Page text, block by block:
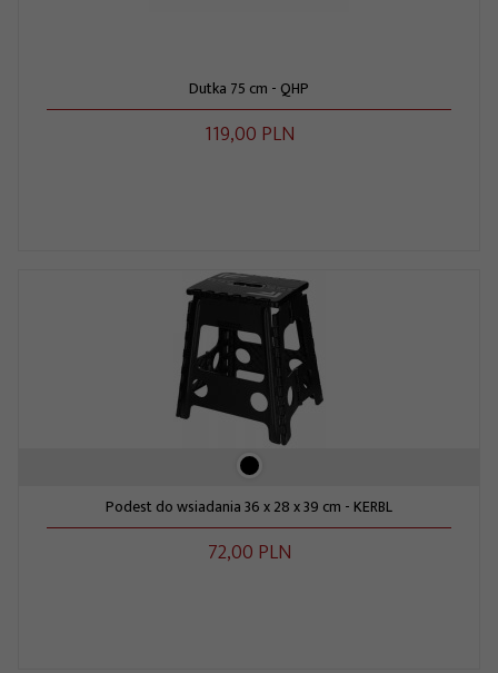
Dutka 75 cm - QHP
119,00 PLN
Podest do wsiadania 36 x 28 x 39 cm - KERBL
72,00 PLN